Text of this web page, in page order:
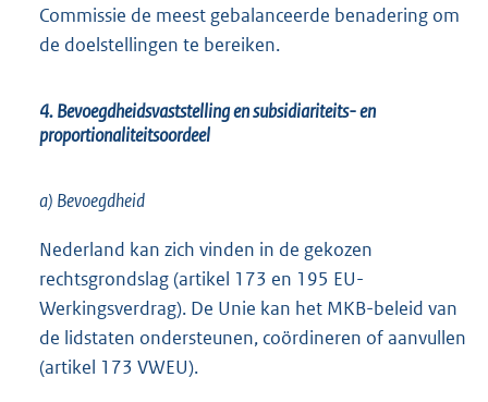
Commissie de meest gebalanceerde benadering om
de doelstellingen te bereiken.
4. Bevoegdheidsvaststelling en subsidiariteits- en
proportionaliteitsoordeel
a) Bevoegdheid
Nederland kan zich vinden in de gekozen
rechtsgrondslag (artikel 173 en 195 EU-
Werkingsverdrag). De Unie kan het MKB-beleid van
de lidstaten ondersteunen, coördineren of aanvullen
(artikel 173 VWEU).